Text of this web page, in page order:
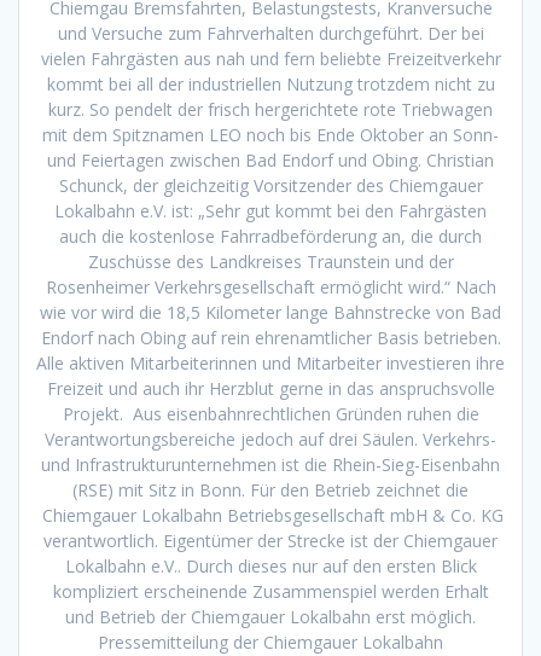
Chiemgau Bremsfahrten, Belastungstests, Kranversuche
und Versuche zum Fahrverhalten durchgeführt. Der bei
vielen Fahrgästen aus nah und fern beliebte Freizeitverkehr
kommt bei all der industriellen Nutzung trotzdem nicht zu
kurz. So pendelt der frisch hergerichtete rote Triebwagen
mit dem Spitznamen LEO noch bis Ende Oktober an Sonn-
und Feiertagen zwischen Bad Endorf und Obing. Christian
Schunck, der gleichzeitig Vorsitzender des Chiemgauer
Lokalbahn e.V. ist: „Sehr gut kommt bei den Fahrgästen
auch die kostenlose Fahrradbeförderung an, die durch
Zuschüsse des Landkreises Traunstein und der
Rosenheimer Verkehrsgesellschaft ermöglicht wird.“ Nach
wie vor wird die 18,5 Kilometer lange Bahnstrecke von Bad
Endorf nach Obing auf rein ehrenamtlicher Basis betrieben.
Alle aktiven Mitarbeiterinnen und Mitarbeiter investieren ihre
Freizeit und auch ihr Herzblut gerne in das anspruchsvolle
Projekt. Aus eisenbahnrechtlichen Gründen ruhen die
Verantwortungsbereiche jedoch auf drei Säulen. Verkehrs-
und Infrastrukturunternehmen ist die Rhein-Sieg-Eisenbahn
(RSE) mit Sitz in Bonn. Für den Betrieb zeichnet die
Chiemgauer Lokalbahn Betriebsgesellschaft mbH & Co. KG
verantwortlich. Eigentümer der Strecke ist der Chiemgauer
Lokalbahn e.V.. Durch dieses nur auf den ersten Blick
kompliziert erscheinende Zusammenspiel werden Erhalt
und Betrieb der Chiemgauer Lokalbahn erst möglich.
Pressemitteilung der Chiemgauer Lokalbahn